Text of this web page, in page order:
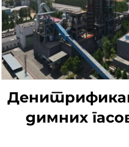
димних